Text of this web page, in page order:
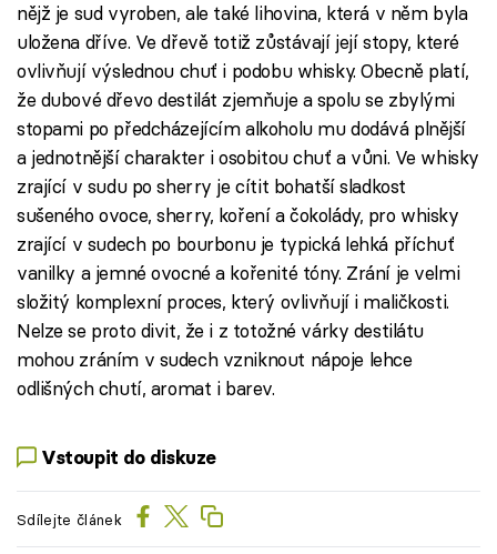
nějž je sud vyroben, ale také lihovina, která v něm byla
uložena dříve. Ve dřevě totiž zůstávají její stopy, které
ovlivňují výslednou chuť i podobu whisky. Obecně platí,
že dubové dřevo destilát zjemňuje a spolu se zbylými
stopami po předcházejícím alkoholu mu dodává plnější
a jednotnější charakter i osobitou chuť a vůni. Ve whisky
zrající v sudu po sherry je cítit bohatší sladkost
sušeného ovoce, sherry, koření a čokolády, pro whisky
zrající v sudech po bourbonu je typická lehká příchuť
vanilky a jemné ovocné a kořenité tóny. Zrání je velmi
složitý komplexní proces, který ovlivňují i maličkosti.
Nelze se proto divit, že i z totožné várky destilátu
mohou zráním v sudech vzniknout nápoje lehce
odlišných chutí, aromat i barev.
Vstoupit do diskuze
Sdílejte článek